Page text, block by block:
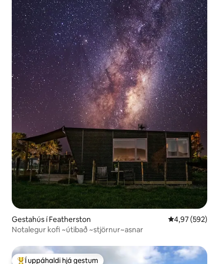
Gestahús í Featherston 4,97 af 5 í
4,97 (592)
Notalegur kofi ~útibað ~stjörnur~asnar
Í uppáhaldi hjá gestum